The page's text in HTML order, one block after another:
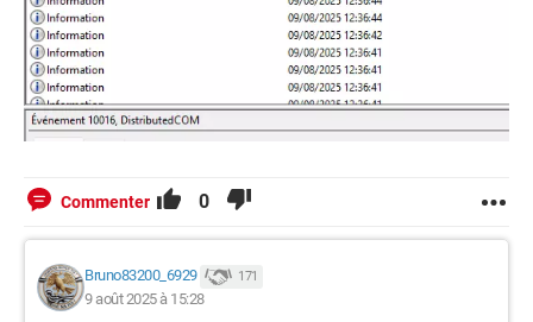
Commenter 0
Bruno83200_6929 171
9 août 2025 à 15:28